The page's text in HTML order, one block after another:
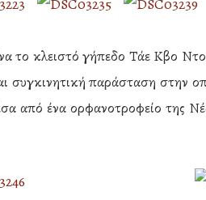
το κλειστό γήπεδο Τάε Κβο
συγκινητική παράσταση στην
από ένα ορφανοτροφείο της